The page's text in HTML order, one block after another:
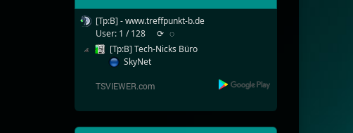
[Tp:B] - www.treffpunkt-b.de
User: 1 / 128
⟳ ◌
[Tp:B] Tech-Nicks Büro
SkyNet